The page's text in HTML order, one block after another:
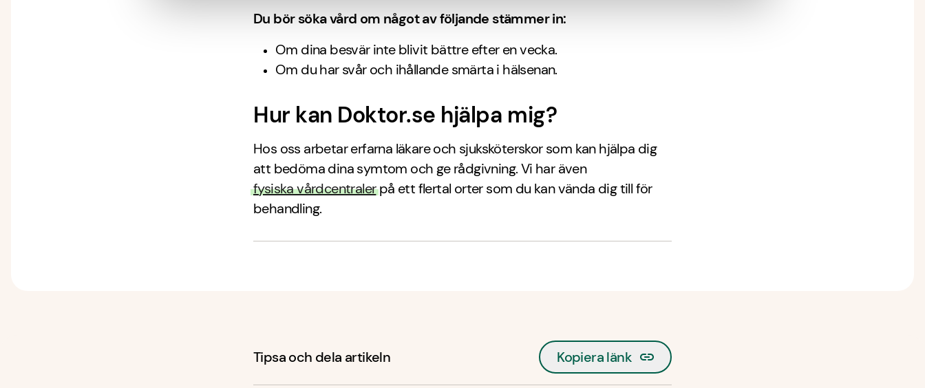
Du bör söka vård om något av följande stämmer in:
Om dina besvär inte blivit bättre efter en vecka.
Om du har svår och ihållande smärta i hälsenan.
Hur kan Doktor.se hjälpa mig?
Hos oss arbetar erfarna läkare och sjuksköterskor som kan hjälpa dig
att bedöma dina symtom och ge rådgivning. Vi har även
fysiska vårdcentralerpå ett flertal orter som du kan vända dig till för
behandling.
Tipsa och dela artikeln Kopiera länk